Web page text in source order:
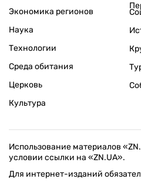
Экономика регионов
Наука
Технологии
Среда обитания
Церковь
Культура
Использование материалов
условии ссылки на «ZN.UA».
Для интернет-изданий